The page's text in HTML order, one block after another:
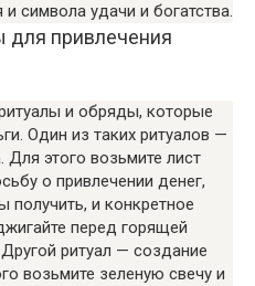
символа удачи и богатства.
для привлечения
и обряды, которые
Один из таких ритуалов —
этого возьмите лист
о привлечении денег,
получить, и конкретное
перед горящей
ритуал — создание
возьмите зеленую свечу и